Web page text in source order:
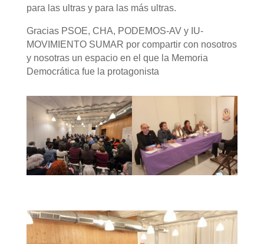
para las ultras y para las más ultras.
Gracias PSOE, CHA, PODEMOS-AV y IU-
MOVIMIENTO SUMAR por compartir con nosotros
y nosotras un espacio en el que la Memoria
Democrática fue la protagonista